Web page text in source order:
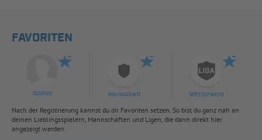
FAVORITEN
Spieler Mannschaft Wettbewerb
Nach der Registrierung kannst du dir Favoriten setzen. So bist du ganz nah an
deinen Lieblingsspielern, Mannschaften und Ligen, die dann direkt hier
angezeigt werden.